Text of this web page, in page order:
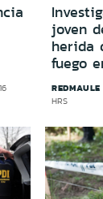
joven
herida
fuego
REDMAULE
HRS